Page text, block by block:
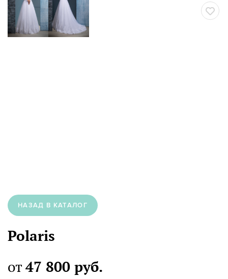
НАЗАД В КАТАЛОГ
Polaris
от 47 800 руб.